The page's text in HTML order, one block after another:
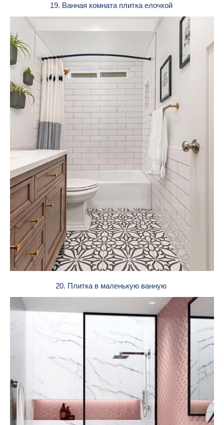
19. Ванная комната плитка елочкой
20. Плитка в маленькую ванную